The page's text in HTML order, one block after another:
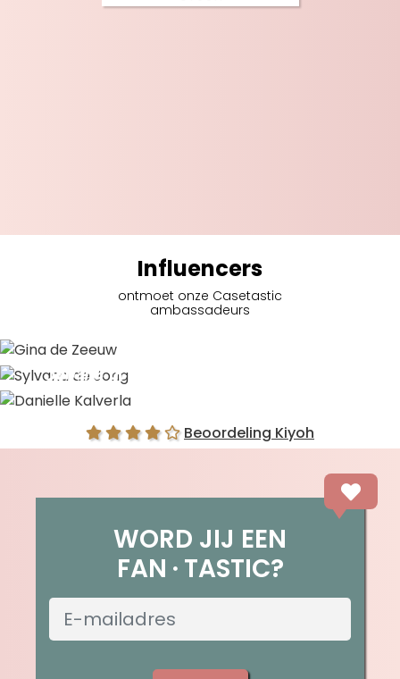
Influencers
ontmoet onze Casetastic
ambassadeurs
Sylvana de Jong
Beoordeling Kiyoh
WORD JIJ EEN
FAN TASTIC?